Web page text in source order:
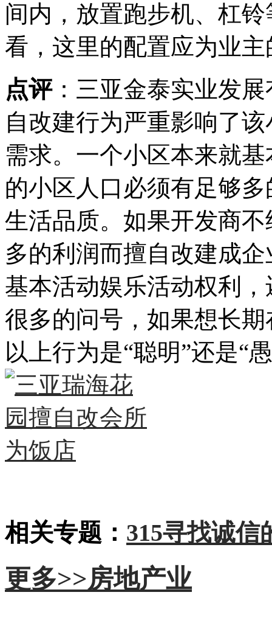
间内，放置跑步机、杠
看，这里的配置应为业
点评：三亚金泰实业发
自改建行为严重影响了
需求。一个小区本来就
的小区人口必须有足够
生活品质。如果开发商
多的利润而擅自改建成
基本活动娱乐活动权利
很多的问号，如果想长
以上行为是“聪明”还是“
相关专题： 315寻找诚信
更多>>房地产业